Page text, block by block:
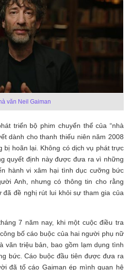
văn Neil Gaiman
triển bộ phim chuyển thể của “nhà
dành cho thanh thiếu niên năm 2008
bị hoãn lại. Không có dịch vụ phát trực
quyết định này được đưa ra vì những
hành vi xâm hại tình dục cưỡng bức
Anh, nhưng có thông tin cho rằng
đề nghị rút lui khỏi sự tham gia của
7 năm nay, khi một cuộc điều tra
bố cáo buộc của hai người phụ nữ
văn triệu bản, bao gồm lạm dụng tình
bức. Cáo buộc đầu tiên được đưa ra
đã tố cáo Gaiman ép mình quan hệ